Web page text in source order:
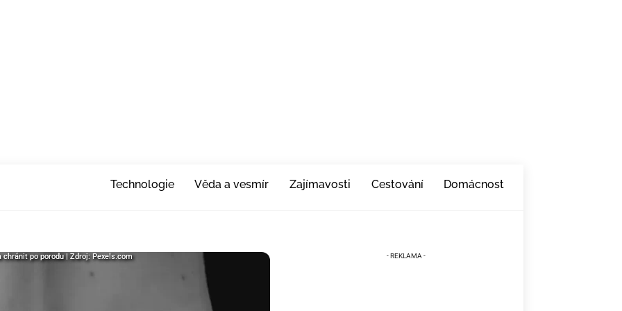
Technologie Věda a vesmír Zajímavosti Cestování Domácnost
po porodu | Zdroj: Pexels.com
po porodu | Zdroj: Pexels.com